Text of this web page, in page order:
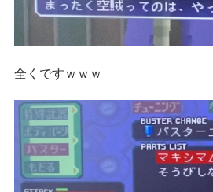
全くですｗｗｗ